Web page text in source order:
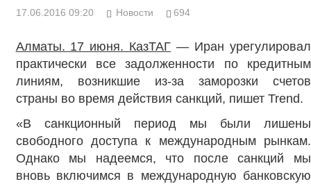
17.06.2016 09:20 Новости 694
Алматы. 17 июня. КазТАГ — Иран урегулировал
практически все задолженности по кредитным
линиям, возникшие из-за заморозки счетов
страны во время действия санкций, пишет Trend.
«В санкционный период мы были лишены
свободного доступа к международным рынкам.
Однако мы надеемся, что после санкций мы
вновь включимся в международную банковскую